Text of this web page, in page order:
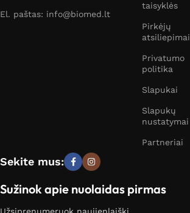
El. paštas: info@biomed.lt
taisyklės
Pirkėjų
atsiliepimai
Privatumo
politika
Slapukai
Slapukų
nustatymai
Partneriai
Sekite mus:
Sužinok apie nuolaidas pirmas